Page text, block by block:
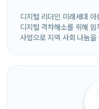
디지털 리더인 미래세대
디지털 격차해소를 위해
사업으로 지역 사회 나눔